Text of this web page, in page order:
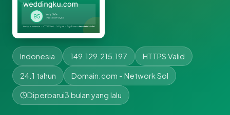
Indonesia 149.129.215.197 HTTPS Valid
24.1 tahun Domain.com - Network Sol
Diperbarui3 bulan yang lalu